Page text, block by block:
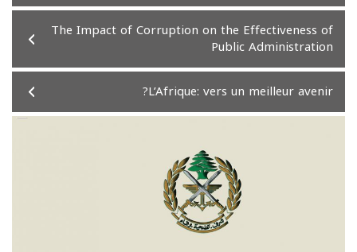
The Impact of Corruption on the Effectiveness of
Public Administration
L’Afrique: vers un meilleur avenir?